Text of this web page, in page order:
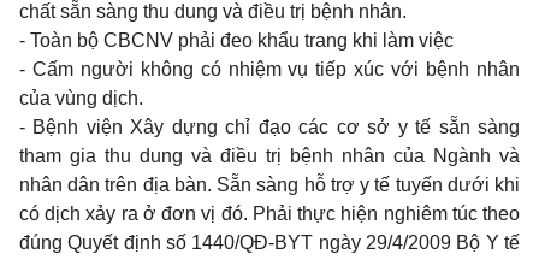
chất sẵn sàng thu dung và điều trị bệnh nhân.
- Toàn bộ CBCNV phải đeo khẩu trang khi làm việc
- Cấm người không có nhiệm vụ tiếp xúc với bệnh nhân
của vùng dịch.
- Bệnh viện Xây dựng chỉ đạo các cơ sở y tế sẵn sàng
tham gia thu dung và điều trị bệnh nhân của Ngành và
nhân dân trên địa bàn. Sẵn sàng hỗ trợ y tế tuyến dưới khi
có dịch xảy ra ở đơn vị đó. Phải thực hiện nghiêm túc theo
đúng Quyết định số 1440/QĐ-BYT ngày 29/4/2009 Bộ Y tế